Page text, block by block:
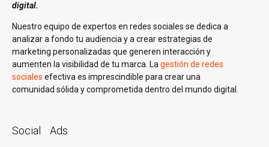
digital.
Nuestro equipo de expertos en redes sociales se dedica a
analizar a fondo tu audiencia y a crear estrategias de
marketing personalizadas que generen interacción y
aumenten la visibilidad de tu marca. Lagestión de redes
sociales efectiva es imprescindible para crear una
comunidad sólida y comprometida dentro del mundo digital.
Social Ads